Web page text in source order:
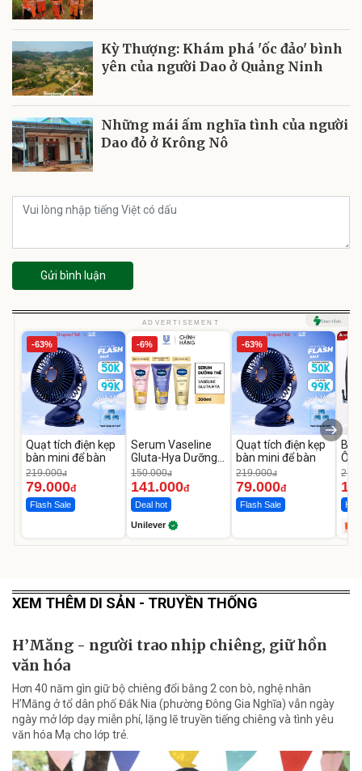
Kỳ Thượng: Khám phá 'ốc đảo' bình
yên của người Dao ở Quảng Ninh
Những mái ấm nghĩa tình của người
Dao đỏ ở Krông Nô
Gửi bình luận
ADVERTISEMENT
-63%
Quạt tích điện kẹp
bàn mini để bàn
219.000đ
79.000đ
Flash Sale
-6%
Serum Vaseline
Gluta-Hya Dưỡng
Da Sáng Mịn Sau 7
Ngày
150.000đ
141.000đ
Deal hot
Unilever
-63%
Quạt tích điện kẹp
bàn mini để bàn
219.000đ
79.000đ
Flash Sale
Ô
Hot
XEM THÊM DI SẢN - TRUYỀN THỐNG
H’Măng - người trao nhịp chiêng, giữ hồn
văn hóa
Hơn 40 năm gìn giữ bộ chiêng đổi bằng 2 con bò, nghệ nhân
H’Măng ở tổ dân phố Đắk Nia (phường Đông Gia Nghĩa) vẫn ngày
ngày mở lớp dạy miễn phí, lặng lẽ truyền tiếng chiêng và tình yêu
văn hóa Mạ cho lớp trẻ.